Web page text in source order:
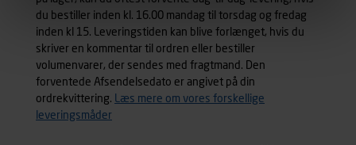
Præferencer
Carl Ras anvender præferencecookies for at vores
hjemmeside kan huske oplysninger, der ændrer den
måde hjemmesiden ser ud eller opfører sig på. Til dette
formål behandles der personoplysninger om dit
foretrukne sprog, og den region, du befinder dig i.
Markedsføringscookies
du bestiller inden kl. 16.00 mandag til torsdag og fredag
inden kl 15. Leveringstiden kan blive forlænget, hvis du
skriver en kommentar til ordren eller bestiller
volumenvarer, der sendes med fragtmand. Den
forventede Afsendelsedato er angivet på din
ordrekvittering. Læs mere om vores forskellige
leveringsmåder